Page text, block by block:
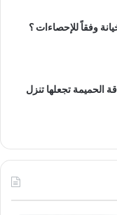
وفقاً للإحصاءات ؟
الحميمة تجعلها تنزل